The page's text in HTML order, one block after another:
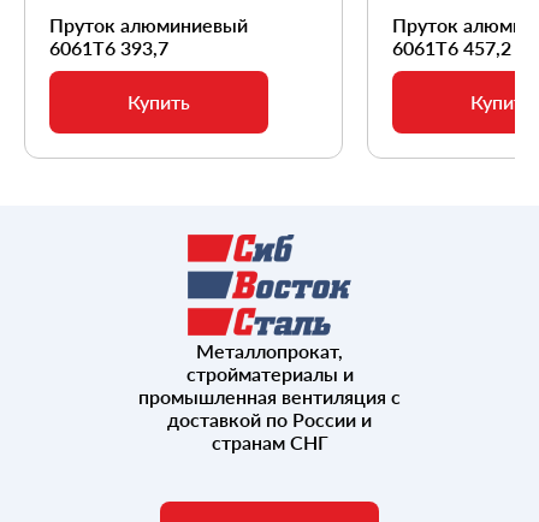
Пруток алюминиевый
6061Т6 393,7
Купить
Пруток
6061Т6 457,2
Купить
Металлопрокат,
стройматериалы и
промышленная вентиляция с
доставкой по России и
странам СНГ